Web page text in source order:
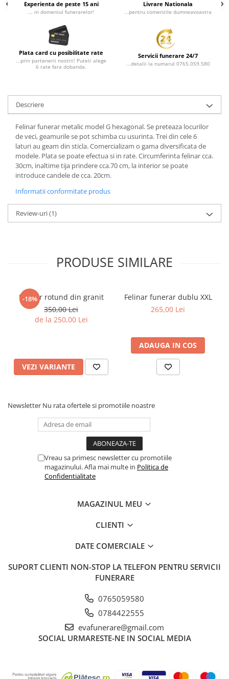
Experienta de peste 15 ani
... in domeniul funerarelor!
Livrare Nationala
...pentru comenzile dumneavoastra
Plata card cu posibilitate rate
...prin partenerii nostrii! Puteti alege
6 rate fara dobanda.
Servicii funerare 24/7
...detalii la numarul 0765.059.580
Descriere
Felinar funerar metalic model G hexagonal. Se preteaza locurilor
de veci, geamurile se pot schimba cu usurinta. Trei din cele 6
laturi au geam din sticla. Comercializam o gama diversificata de
modele. Plata se poate efectua si in rate. Circumferinta felinar cca.
30cm, inaltime tija prindere cca.70 cm, la interior se poate
introduce candele de cca. 20cm.
Informatii conformitate produs
Review-uri(1)
PRODUSE SIMILARE
-18%
Felinar rotund din granit
350,00 Lei
de la 250,00 Lei
VEZI VARIANTE
Felinar funerar dublu XXL
265,00 Lei
ADAUGA IN COS
Newsletter Nu rata ofertele si promotiile noastre
Vreau sa primesc newsletter cu promotiile
magazinului. Afla mai multe in Politica de
Confidentialitate
MAGAZINUL MEU
CLIENTI
DATE COMERCIALE
SUPORT CLIENTI NON-STOP LA TELEFON PENTRU SERVICII
FUNERARE
0765059580
0784422555
evafunerare@gmail.com
SOCIAL URMARESTE-NE IN SOCIAL MEDIA